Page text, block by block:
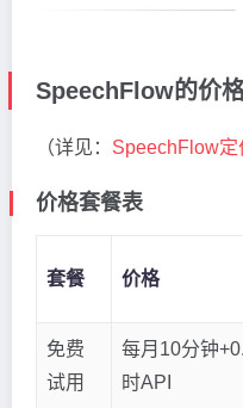
SpeechFlow的价
（详见： SpeechFlow定
价格套餐表
套餐 价格
免费
试用
每月10分钟
时API